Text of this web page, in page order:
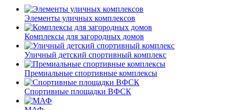
Элементы уличных комплексов
Комплексы для загородных домов
Уличный детский спортивный комплекс
Премиальные спортивные комплексы
Спортивные площадки ВФСК